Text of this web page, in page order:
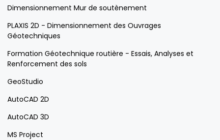
Dimensionnement Mur de soutènement
PLAXIS 2D - Dimensionnement des Ouvrages
Géotechniques
Formation Géotechnique routière - Essais, Analyses et
Renforcement des sols
GeoStudio
AutoCAD 2D
AutoCAD 3D
MS Project